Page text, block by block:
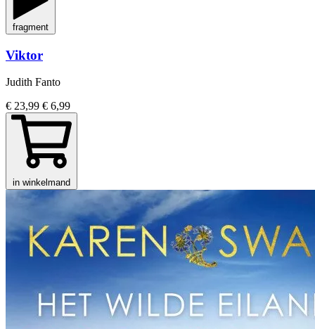
fragment
Viktor
Judith Fanto
€ 23,99 € 6,99
in winkelmand